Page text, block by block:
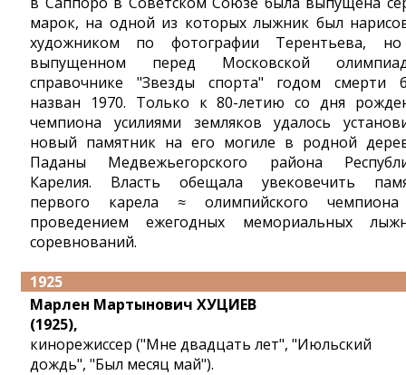
марок, на одной из которых лыжник был
художником по фотографии Терентьева,
выпущенном перед Московской
справочнике "Звезды спорта" годом смерти
назван 1970. Только к 80-летию со дня
чемпиона усилиями земляков удалось
новый памятник на его могиле в родной
Паданы Медвежьегорского района
Карелия. Власть обещала увековечить
первого карела ≈ олимпийского
проведением ежегодных мемориальных
соревнований.
1925
Марлен Мартынович ХУЦИЕВ
(1925),
кинорежиссер ("Мне двадцать лет", "Июльский
дождь", "Был месяц май").